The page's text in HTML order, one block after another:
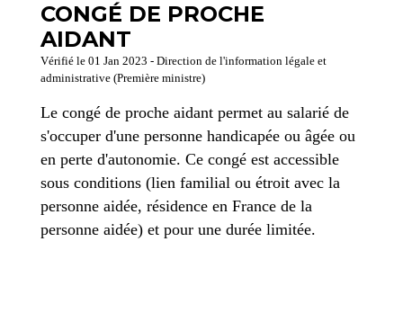
CONGÉ DE PROCHE
AIDANT
Vérifié le 01 Jan 2023 - Direction de l'information légale et
administrative (Première ministre)
Le congé de proche aidant permet au salarié de
s'occuper d'une personne handicapée ou âgée ou
en perte d'autonomie. Ce congé est accessible
sous conditions (lien familial ou étroit avec la
personne aidée, résidence en France de la
personne aidée) et pour une durée limitée.